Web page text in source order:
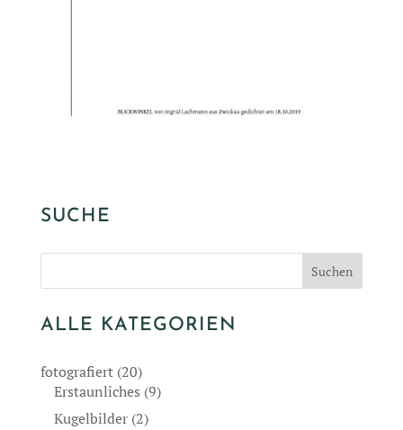
SUCHE
ALLE KATEGORIEN
fotografiert(20)
Erstaunliches (9)
Kugelbilder(2)